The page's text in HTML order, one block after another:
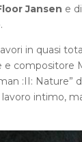
Jansen e
in quasi
e compositore
:II: Nature”
lavoro intimo,